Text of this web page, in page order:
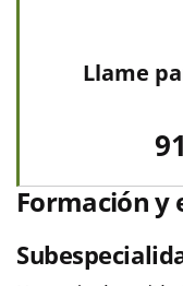
Llame
Formación y